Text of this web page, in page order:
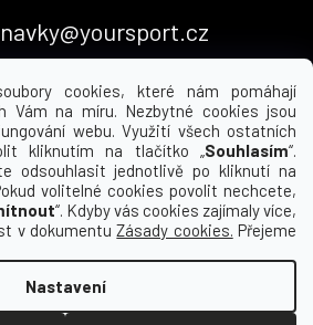
cookies, které nám pomáhají
Vám na míru. Nezbytné cookies jsou
webu. Využití všech ostatních
kliknutím na tlačítko „Souhlasím“.
odsouhlasit jednotlivě po kliknutí na
volitelné cookies povolit nechcete,
“. Kdyby vás cookies zajímaly více,
v dokumentuZásady cookies. Přejeme
Nastavení
224 250 000
Vytvořil Shoptet